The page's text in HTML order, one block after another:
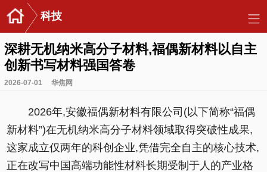
科技
深耕无机纳米高分子材料,福偶新材料以自主
创新书写材料强国答卷
2026-07-01 华焦网
2026年,安徽福偶新材料有限公司(以下简称“福偶
新材料”)在无机纳米高分子材料领域取得突破性成果,
这家成立仅两年的科创企业,凭借完全自主的核心技术,
正在改写中国高端功能性材料长期受制于人的产业格